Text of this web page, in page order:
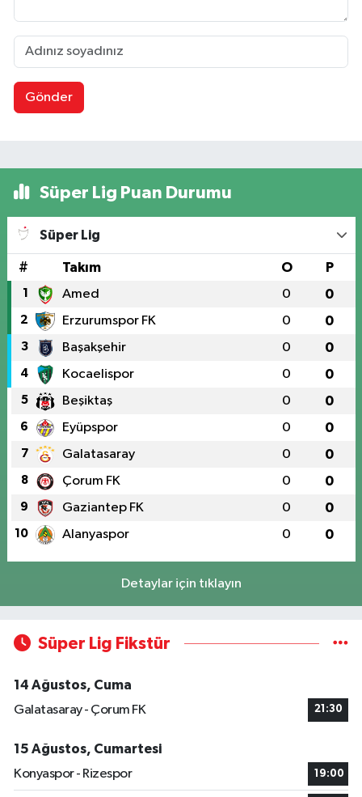
Gönder
Süper Lig Puan Durumu
Süper Lig
# Takım O P
1 Amed 0 0
2 Erzurumspor FK 0 0
3 Başakşehir 0 0
4 Kocaelispor 0 0
5 Beşiktaş 0 0
6 Eyüpspor 0 0
7 Galatasaray 0 0
8 Çorum FK 0 0
9 Gaziantep FK 0 0
10 Alanyaspor 0 0
Detaylar için tıklayın
Süper Lig Fikstür
14 Ağustos, Cuma
Galatasaray - Çorum FK
21:30
15 Ağustos, Cumartesi
Konyaspor - Rizespor
19:00